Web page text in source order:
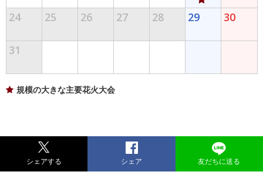
24 25 26 27 28 29 30
31
規模の大きな主要花火大会
シェアする シェア 友だちに送る